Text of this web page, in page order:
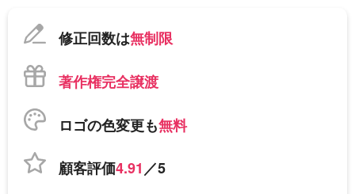
修正回数は無制限
著作権完全譲渡
ロゴの色変更も無料
顧客評価4.91／5